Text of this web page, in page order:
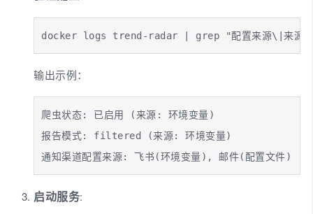
docker logs trend-radar | grep "配置来源\|来源
输出示例：
爬虫状态: 已启用 (来源: 环境变量)
报告模式: filtered (来源: 环境变量)
通知渠道配置来源: 飞书(环境变量), 邮件(配置文件)
启动服务: